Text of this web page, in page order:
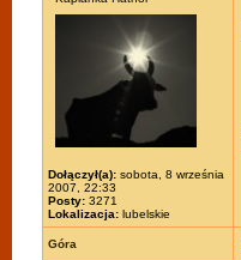
Dołączył(a): sobota, 8 września
2007, 22:33
Posty: 3271
Lokalizacja: lubelskie
Góra